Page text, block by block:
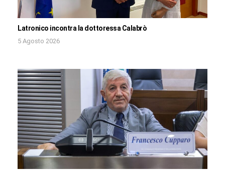
Latronico incontra la dottoressa Calabrò
5 Agosto 2026